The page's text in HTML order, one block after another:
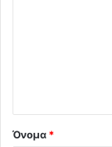
Όνομα *